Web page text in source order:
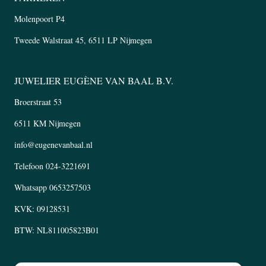
Molenpoort P4
Tweede Walstraat 45, 6511 LP Nijmegen
JUWELIER EUGÈNE VAN BAAL B.V.
Broerstraat 53
6511 KM Nijmegen
info@eugenevanbaal.nl
Telefoon 024-3221691
Whatsapp 0653257503
KVK: 09128531
BTW: NL811005823B01